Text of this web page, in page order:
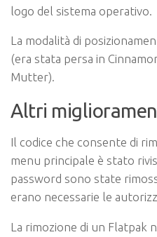
logo del sistema operativo.
La modalità di
(era stata persa in
Mutter).
Altri
Il codice che consente di
menu principale è stato
password sono state
erano necessarie le
La rimozione di un Flatpak